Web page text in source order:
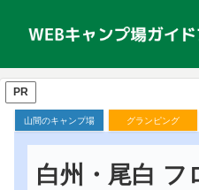
PR
山間のキャンプ場 グランピング
白州・尾白 フ